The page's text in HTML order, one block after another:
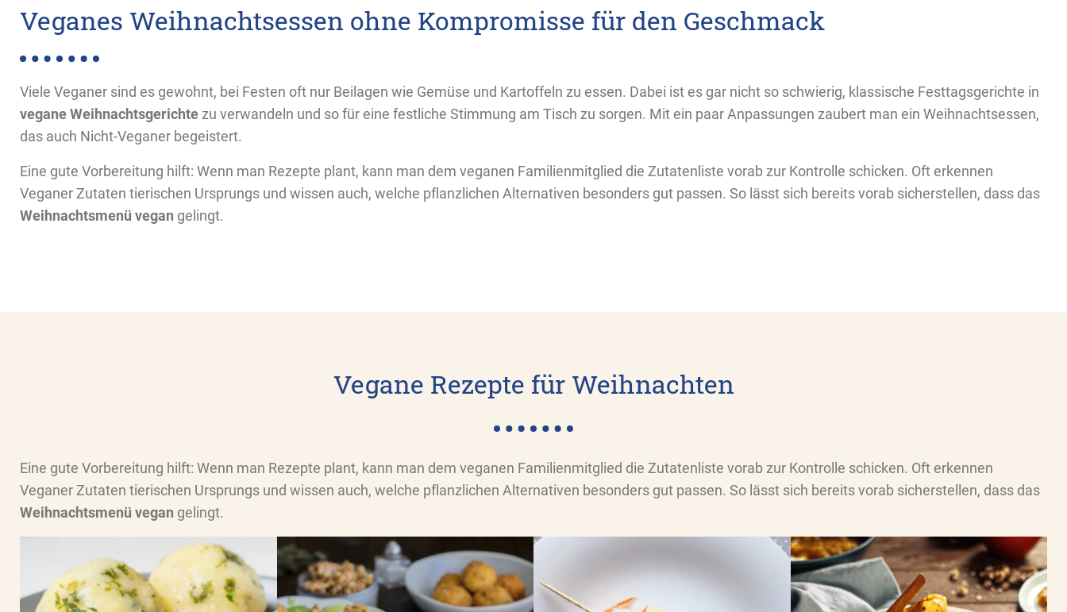
Veganes Weihnachtsessen ohne Kompromisse für den Geschmack
Viele Veganer sind es gewohnt, bei Festen oft nur Beilagen wie Gemüse und Kartoffeln zu essen. Dabei ist es gar nicht so schwierig, klassische Festtagsgerichte in
vegane Weihnachtsgerichte zu verwandeln und so für eine festliche Stimmung am Tisch zu sorgen. Mit ein paar Anpassungen zaubert man ein Weihnachtsessen,
das auch Nicht-Veganer begeistert.
Eine gute Vorbereitung hilft: Wenn man Rezepte plant, kann man dem veganen Familienmitglied die Zutatenliste vorab zur Kontrolle schicken. Oft erkennen
Veganer Zutaten tierischen Ursprungs und wissen auch, welche pflanzlichen Alternativen besonders gut passen. So lässt sich bereits vorab sicherstellen, dass das
Weihnachtsmenü vegan gelingt.
Vegane Rezepte für Weihnachten
Eine gute Vorbereitung hilft: Wenn man Rezepte plant, kann man dem veganen Familienmitglied die Zutatenliste vorab zur Kontrolle schicken. Oft erkennen
Veganer Zutaten tierischen Ursprungs und wissen auch, welche pflanzlichen Alternativen besonders gut passen. So lässt sich bereits vorab sicherstellen, dass das
Weihnachtsmenü vegan gelingt.